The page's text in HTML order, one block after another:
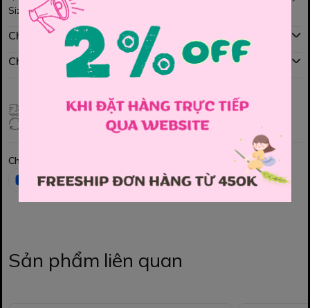
Size : 120 , 130 , 140 , 150 , 160 , 170
Chính sách mua hàng
Chính sách đổi hàng
Giao hàng toàn quốc
Đổi hàng 3 ngày (HCM), 7 ngày (Tỉnh)
Chia sẻ
Sản phẩm liên quan